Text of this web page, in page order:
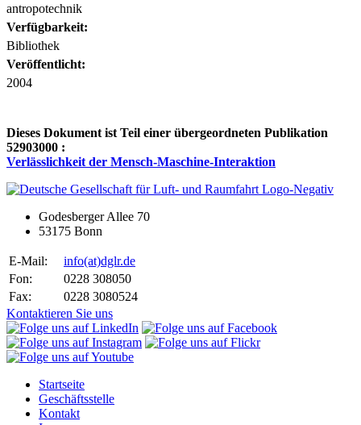
antropotechnik
Verfügbarkeit:
Bibliothek
Veröffentlicht:
2004
Dieses Dokument ist Teil einer übergeordneten Publikation
52903000 :
Verlässlichkeit der Mensch-Maschine-Interaktion
Godesberger Allee 70
53175 Bonn
E-Mail: info(at)dglr.de
Fon:
0228 308050
Fax:
0228 3080524
Kontaktieren Sie uns
Startseite
Geschäftsstelle
Kontakt